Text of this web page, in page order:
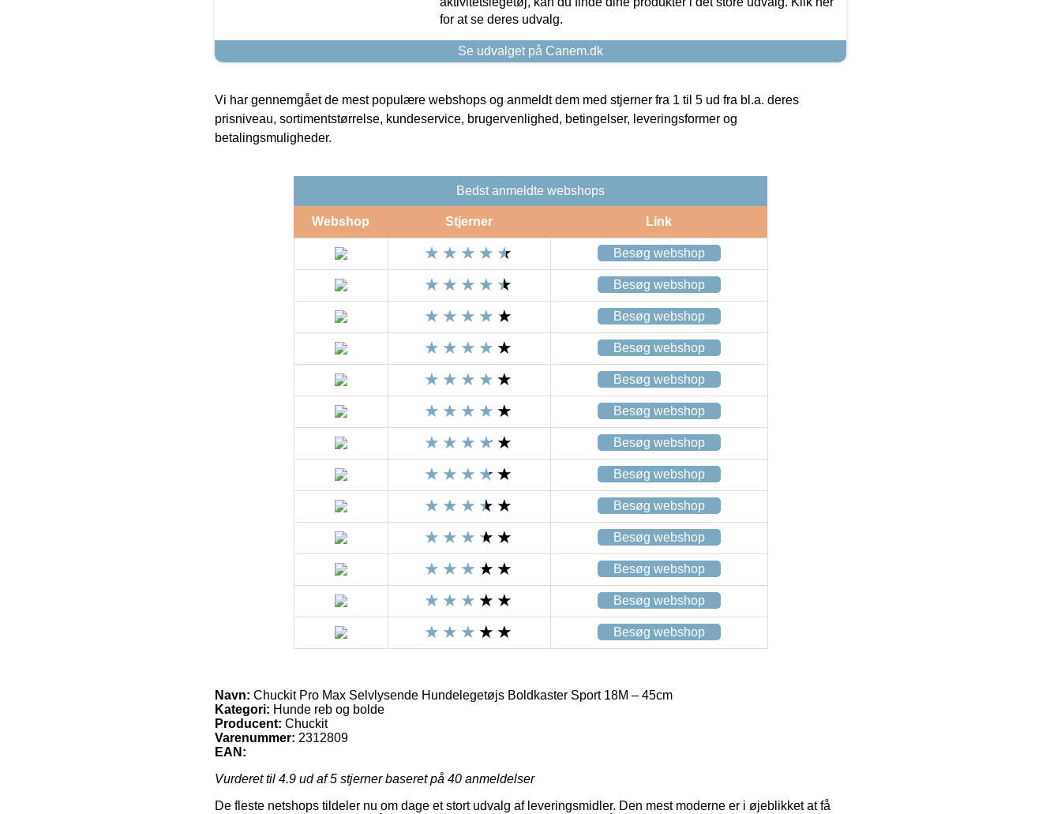
for at se deres udvalg.
Se udvalget på Canem.dk
Vi har gennemgået de mest populære webshops og anmeldt dem med stjerner fra 1 til 5 ud fra bl.a. deres
prisniveau, sortimentstørrelse, kundeservice, brugervenlighed, betingelser, leveringsformer og
betalingsmuligheder.
Bedst anmeldte webshops
Webshop Stjerner Link
Besøg webshop
Besøg webshop
Besøg webshop
Besøg webshop
Besøg webshop
Besøg webshop
Besøg webshop
Besøg webshop
Besøg webshop
Besøg webshop
Besøg webshop
Besøg webshop
Besøg webshop
Navn: Chuckit Pro Max Selvlysende Hundelegetøjs Boldkaster Sport 18M – 45cm
Kategori: Hunde reb og bolde
Producent: Chuckit
Varenummer: 2312809
EAN:
Vurderet til 4.9 ud af 5 stjerner baseret på 40 anmeldelser
De fleste netshops tildeler nu om dage et stort udvalg af leveringsmidler. Den mest moderne er i øjeblikket at få